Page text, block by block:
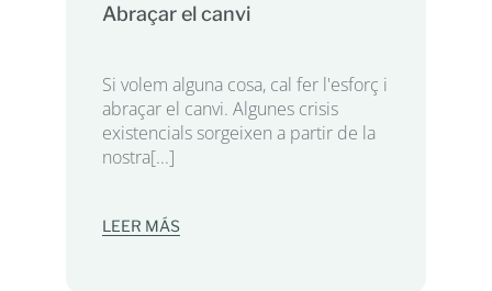
Abraçar el canvi
Si volem alguna cosa, cal fer l'esforç i
abraçar el canvi. Algunes crisis
existencials sorgeixen a partir de la
nostra[...]
LEER MÁS